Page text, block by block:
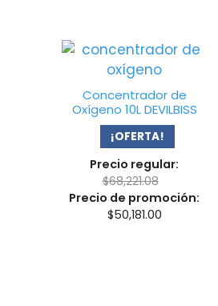
Concentrador de
Oxígeno 10L DEVILBISS
¡OFERTA!
Precio regular:
$68,221.08
Precio de promoción:
$50,181.00